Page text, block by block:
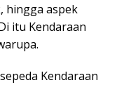
hingga aspek
itu Kendaraan
Kendaraan